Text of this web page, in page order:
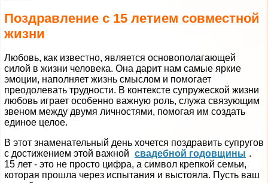
Поздравление с 15 летием совместной
жизни
Любовь, как известно, является основополагающей
силой в жизни человека. Она дарит нам самые яркие
эмоции, наполняет жизнь смыслом и помогает
преодолевать трудности. В контексте супружеской жизни
любовь играет особенно важную роль, служа связующим
звеном между двумя личностями, помогая им создать
единое целое.
В этот знаменательный день хочется поздравить супругов
с достижением этой важной свадебной годовщины .
15 лет - это не просто цифра, а символ крепкой семьи,
которая прошла через испытания и выстояла. Пусть ваш